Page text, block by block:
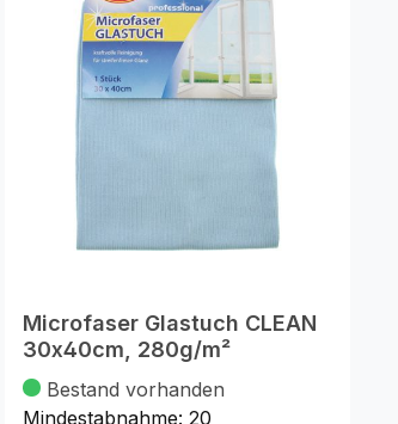
Microfaser Glastuch CLEAN
30x40cm, 280g/m²
Bestand vorhanden
Mindestabnahme: 20